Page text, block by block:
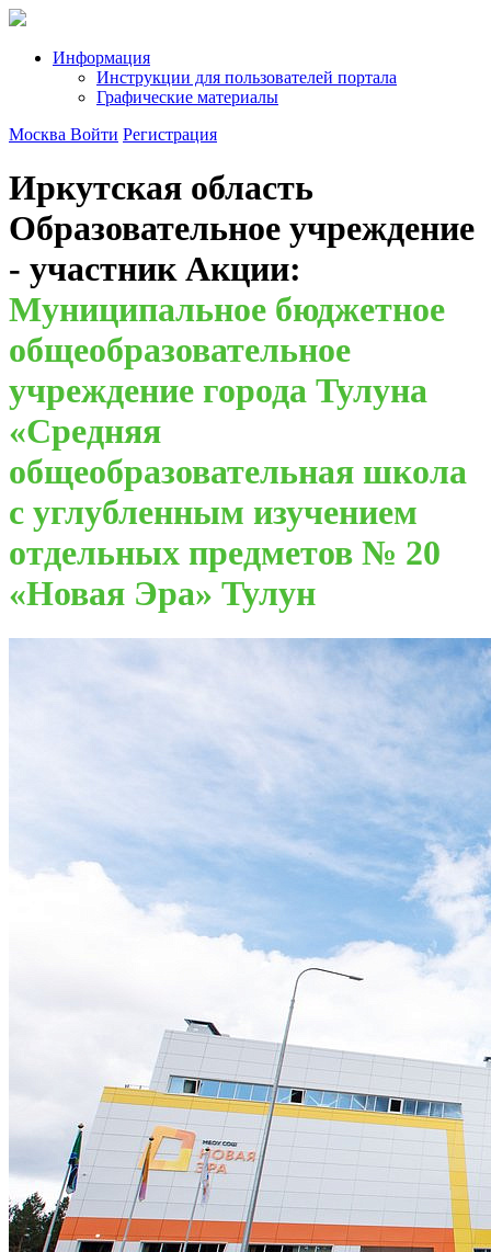
Информация
Инструкции для пользователей портала
Графические материалы
Москва Войти Регистрация
Иркутская область
Образовательное учреждение
- участник Акции:
Муниципальное бюджетное
общеобразовательное
учреждение города Тулуна
«Средняя
общеобразовательная школа
с углубленным изучением
отдельных предметов № 20
«Новая Эра» Тулун